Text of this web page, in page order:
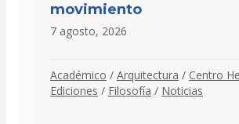
movimiento
7 agosto, 2026
Académico / Arquitectura / Centro
Ediciones / Filosofía / Noticias